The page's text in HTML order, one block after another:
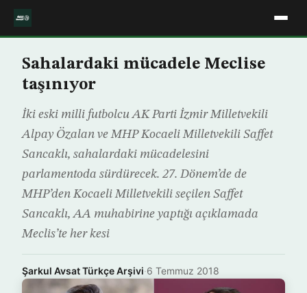
Sahalardaki mücadele Meclise
taşınıyor
İki eski milli futbolcu AK Parti İzmir Milletvekili
Alpay Özalan ve MHP Kocaeli Milletvekili Saffet
Sancaklı, sahalardaki mücadelesini
parlamentoda sürdürecek. 27. Dönem’de de
MHP’den Kocaeli Milletvekili seçilen Saffet
Sancaklı, AA muhabirine yaptığı açıklamada
Meclis’te her kesi
Şarkul Avsat Türkçe Arşivi·6 Temmuz 2018